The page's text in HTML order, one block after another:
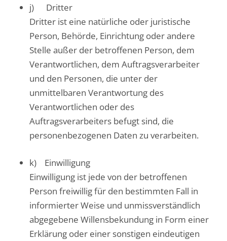
j) Dritter
Dritter ist eine natürliche oder juristische
Person, Behörde, Einrichtung oder andere
Stelle außer der betroffenen Person, dem
Verantwortlichen, dem Auftragsverarbeiter
und den Personen, die unter der
unmittelbaren Verantwortung des
Verantwortlichen oder des
Auftragsverarbeiters befugt sind, die
personenbezogenen Daten zu verarbeiten.
k) Einwilligung
Einwilligung ist jede von der betroffenen
Person freiwillig für den bestimmten Fall in
informierter Weise und unmissverständlich
abgegebene Willensbekundung in Form einer
Erklärung oder einer sonstigen eindeutigen